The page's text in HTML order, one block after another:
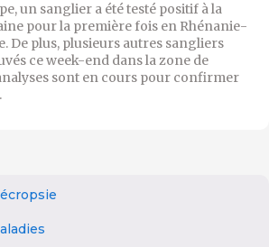
un sanglier a été testé positif à la
pour la première fois en Rhénanie-
De plus, plusieurs autres sangliers
ce week-end dans la zone de
sont en cours pour confirmer